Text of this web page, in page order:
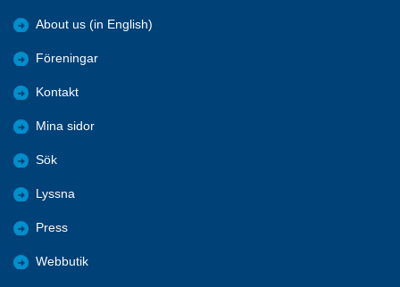
About us (in English)
Föreningar
Kontakt
Mina sidor
Sök
Lyssna
Press
Webbutik